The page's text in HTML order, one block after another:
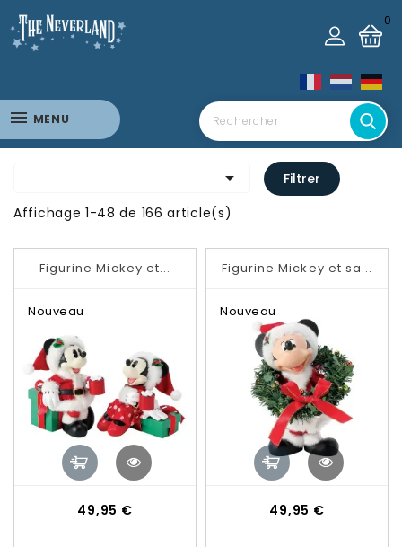
0
MENU

Filtrer
Affichage 1-48 de 166 article(s)
Figurine Mickey et...
Nouveau
49,95 €
Figurine Mickey et sa...
Nouveau
49,95 €